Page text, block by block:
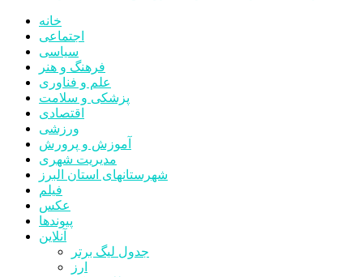
خانه
اجتماعی
سیاسی
فرهنگ و هنر
علم و فناوری
پزشکی و سلامت
اقتصادی
ورزشی
آموزش و پرورش
مدیریت شهری
شهرستانهای استان البرز
فیلم
عکس
پیوندها
آنلاین
جدول لیگ برتر
ارز